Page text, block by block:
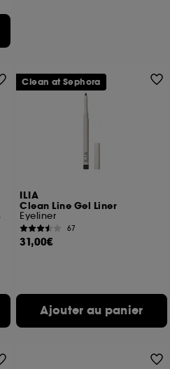
ILIA
Clean Line Gel Liner
Eyeliner
67
31,00€
Ajouter au panier
Clean at Sephora